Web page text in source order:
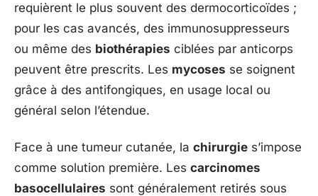
requièrent le plus souvent des dermocorticoïdes ;
pour les cas avancés, des immunosuppresseurs
ou même des biothérapies ciblées par anticorps
peuvent être prescrits. Les mycoses se soignent
grâce à des antifongiques, en usage local ou
général selon l’étendue.
Face à une tumeur cutanée, la chirurgie s’impose
comme solution première. Les carcinomes
basocellulaires sont généralement retirés sous